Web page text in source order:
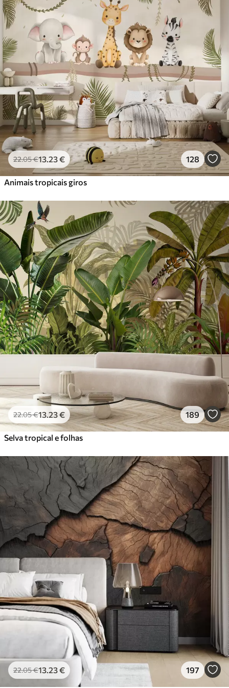
Standard
27.00 €/m²
Premium
56.6734.00€/m²
Vinil Premium
65.0039.00€/m²
Peel and Stick
81.6749.00€/m²
22.05€13 .23€ 128
Animais tropicais giros
22.05€13 .23€ 189
Selva tropical e folhas
22.05€13 .23€ 197